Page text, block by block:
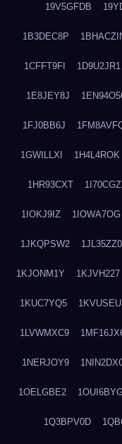
19V5GFDB
1B3DEC8P
1CFFT9FI 1D9U2JR1
1E8JEY8J
1FJ0BB6J
1GWILLXI 1H4L4ROK
1HR93CXT
1IOKJ9IZ 1IOWA7OG
1JKQPSW2 1JL35ZZ0
1KJONM1Y 1KJVH227
1KUC7YQ5
1LVWMXC9
1NERJOY9
1OELGBE2
1Q3BPV0D